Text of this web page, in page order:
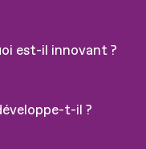
est-il innovant ?
t-il ?